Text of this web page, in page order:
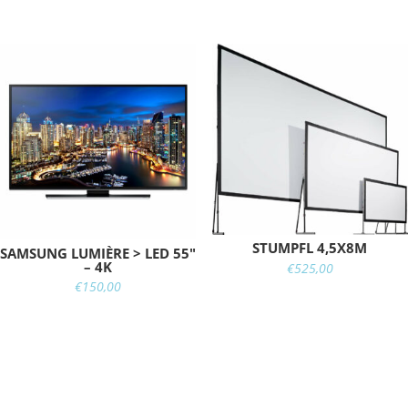
SAMSUNG LUMIÈRE > LED 55"
– 4K
€150,00
STUMPFL 4,5X8M
€525,00